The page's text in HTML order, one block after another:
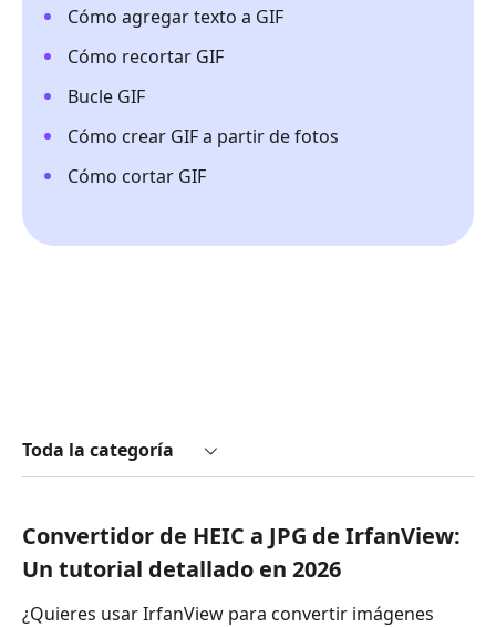
Cómo agregar texto a GIF
Cómo recortar GIF
Bucle GIF
Cómo crear GIF a partir de fotos
Cómo cortar GIF
Toda la categoría
Convertidor de HEIC a JPG de IrfanView:
Un tutorial detallado en 2026
¿Quieres usar IrfanView para convertir imágenes